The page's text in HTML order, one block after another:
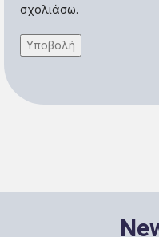
σχολιάσω.